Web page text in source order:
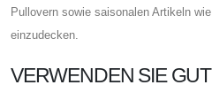
Pullovern sowie saisonalen Artikeln
einzudecken.
VERWENDEN SIE